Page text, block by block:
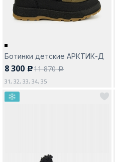
Ботинки детские АРКТИК-Д
8 300 c11 870a
31, 32, 33, 34, 35